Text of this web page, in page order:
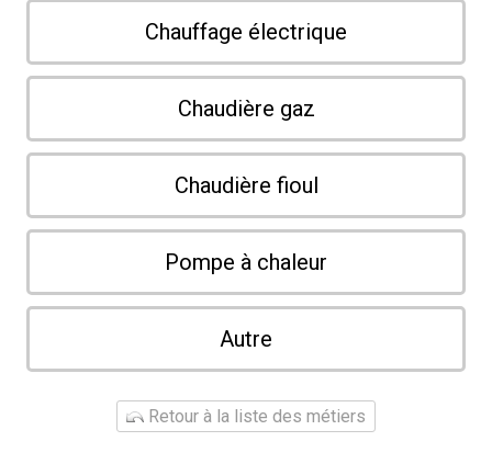
Chauffage électrique
Chaudière gaz
Chaudière fioul
Pompe à chaleur
Autre
Retour à la liste des métiers